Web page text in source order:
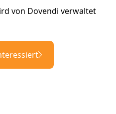
von Dovendi verwaltet